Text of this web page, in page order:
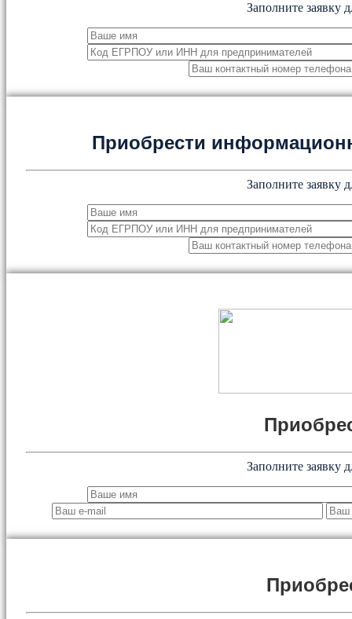
Заполните заявку
Приобрести
Заполните заявку
Заполните заявку